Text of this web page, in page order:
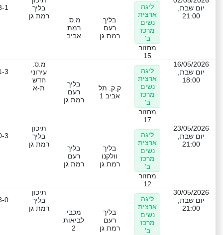
יום שבת,
21:00
ליגה
ארצית
נשים
מרכז
ב'
מחזור
15
בליך
רעם
רמת גן
מ.ס.
רמת
אביב
בליך
רמת גן
1
16/05/2026
יום שבת,
18:00
ליגה
ארצית
נשים
מרכז
ב'
מחזור
17
ק.ק. תל
אביב 1
בליך
רעם
רמת גן
מ.ס.
עירוני
חדש
ת-א
3
23/05/2026
יום שבת,
21:00
ליגה
ארצית
נשים
מרכז
ב'
מחזור
12
בליך
וולקנו
רמת גן
בליך
רעם
רמת גן
תיכון
בליך
רמת גן
3
30/05/2026
יום שבת,
21:00
ליגה
ארצית
נשים
מרכז
ב'
בליך
רעם
רמת גן
מכבי
לביאות
2
תיכון
בליך
רמת גן
0